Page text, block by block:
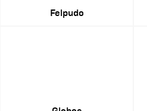
Felpudo